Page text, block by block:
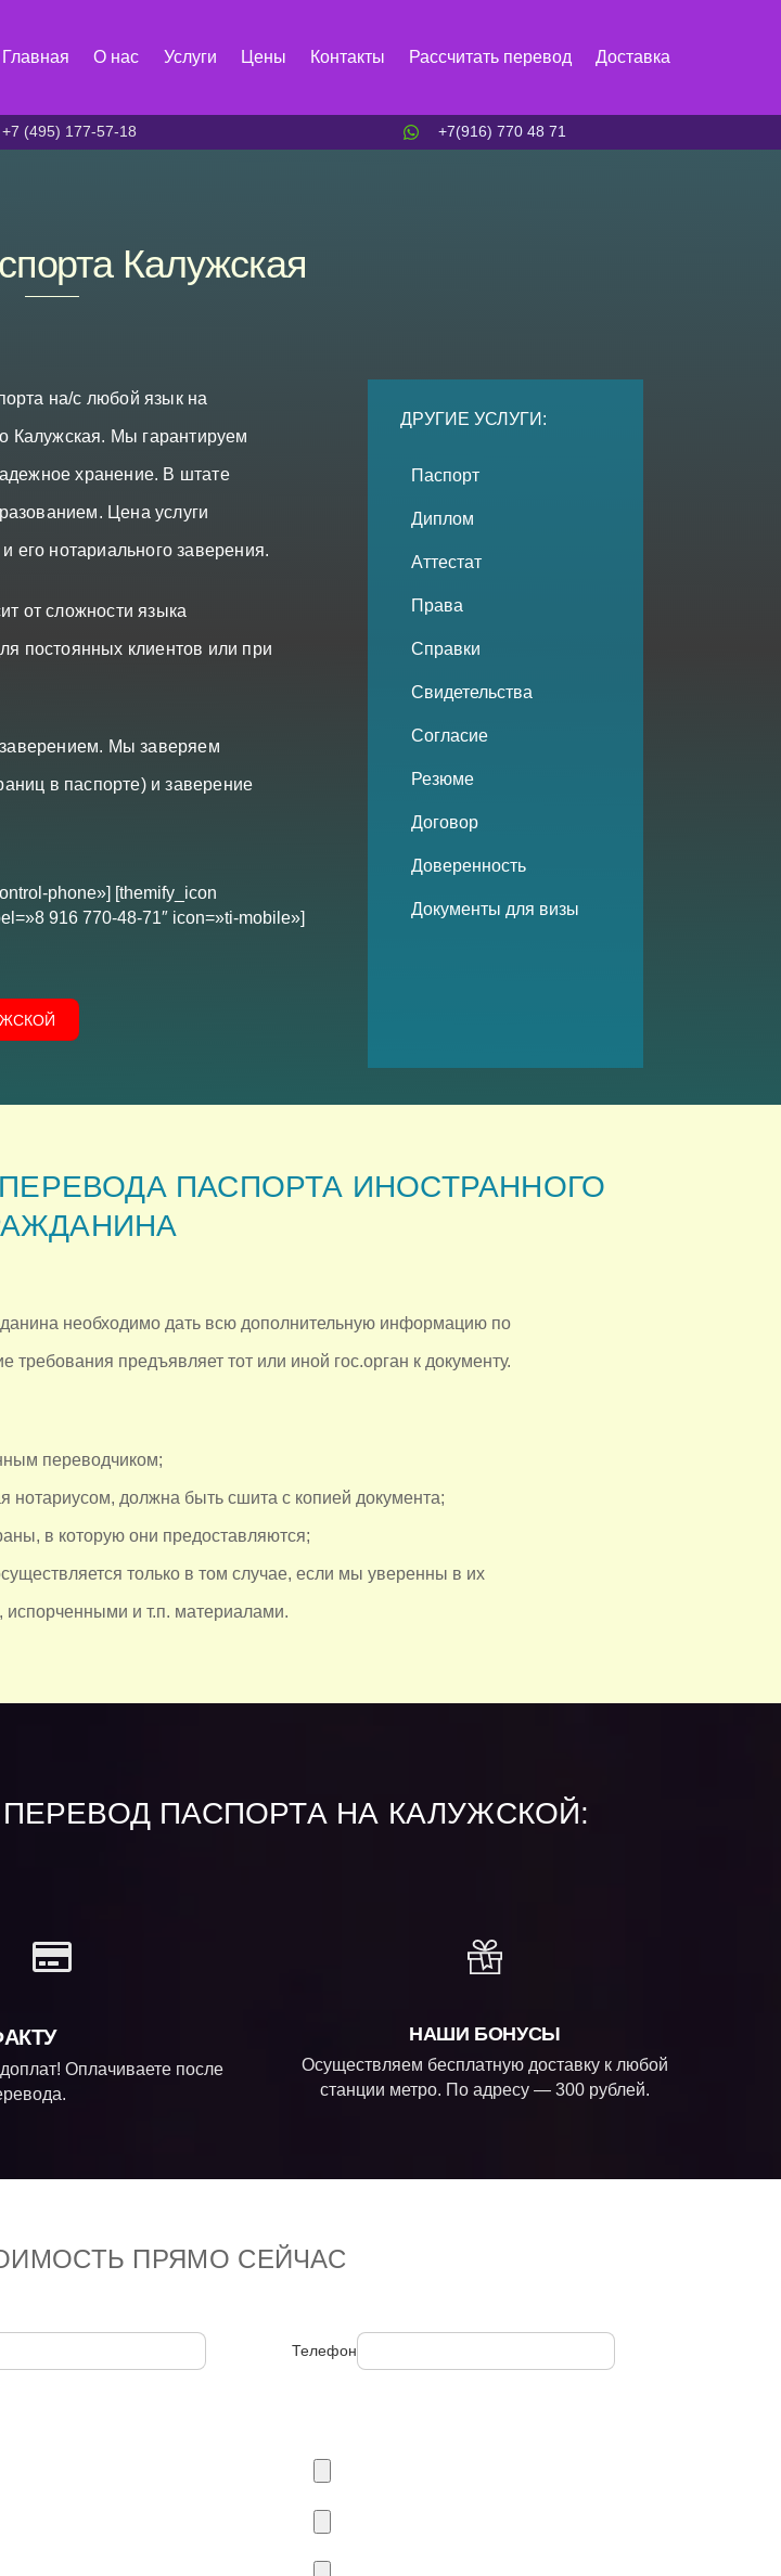
Главная О нас Услуги Цены Контакты Рассчитать перевод Доставка
+7 (495) 177-57-18 +7(916) 770 48 71
Калужская
на/с любой язык на
Калужская. Мы гарантируем
хранение. В штате
Цена услуги
его нотариального заверения.
от сложности языка
постоянных клиентов или при
Мы заверяем
в паспорте) и заверение
phone»] [themify_icon
916 770-48-71″ icon=»ti-mobile»]
ДРУГИЕ УСЛУГИ:
Паспорт
Диплом
Аттестат
Права
Справки
Свидетельства
Согласие
Резюме
Договор
Доверенность
Документы для визы
ПАСПОРТА ИНОСТРАННОГО
необходимо дать всю дополнительную информацию по
предъявляет тот или иной гос.орган к документу.
переводчиком;
нотариусом, должна быть сшита с копией документа;
в которую они предоставляются;
только в том случае, если мы уверенны в их
и т.п. материалами.
ПАСПОРТА НА КАЛУЖСКОЙ:
Оплачиваете после
НАШИ БОНУСЫ
Осуществляем бесплатную доставку к любой
станции метро. По адресу — 300 рублей.
ПРЯМО СЕЙЧАС
Телефон